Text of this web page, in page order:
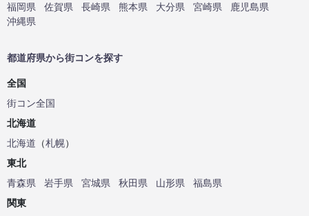
福岡県
佐賀県 長崎県 熊本県 大分県 宮崎県
鹿児島県
沖縄県
都道府県から街コンを探す
全国
街コン全国
北海道
北海道 （札幌）
東北
青森県
岩手県 宮城県 秋田県 山形県
福島県
関東